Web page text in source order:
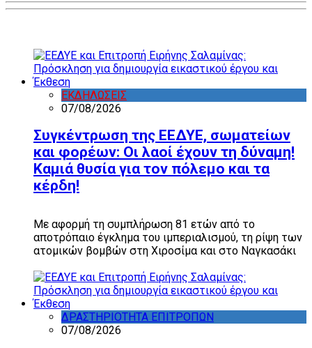
ΕΚΔΗΛΩΣΕΙΣ
07/08/2026
Συγκέντρωση της ΕΕΔΥΕ, σωματείων
και φορέων: Οι λαοί έχουν τη δύναμη!
Καμιά θυσία για τον πόλεμο και τα
κέρδη!
Με αφορμή τη συμπλήρωση 81 ετών από το
αποτρόπαιο έγκλημα του ιμπεριαλισμού, τη ρίψη των
ατομικών βομβών στη Χιροσίμα και στο Ναγκασάκι
ΔΡΑΣΤΗΡΙΟΤΗΤΑ ΕΠΙΤΡΟΠΩΝ
07/08/2026